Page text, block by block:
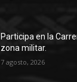
Participa en la
zona militar.
7 agosto, 2026